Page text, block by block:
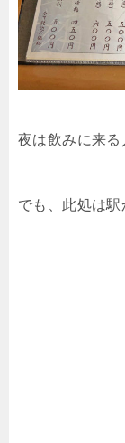
夜は飲みに来る
でも、此処は駅